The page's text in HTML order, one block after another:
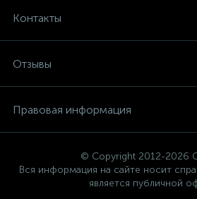
Контакты
Отзывы
Правовая информация
© Copyright 2012-2026
Вся информация на сайте носит
является публичной